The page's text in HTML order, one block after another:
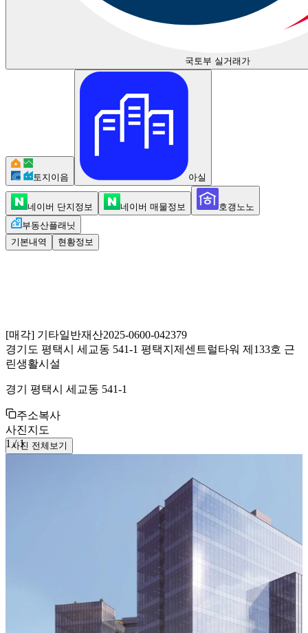
국토부 실거래가
토지이음 아실
네이버 단지정보 네이버 매물정보
호갱노노
부동산플래닛
기본내역
현황정보
[매각] 기타일반재산2025-0600-042379
경기도 평택시 세교동 541-1 평택지제센트럴타워 제133호 근
린생활시설
경기 평택시 세교동 541-1
주소복사
사진지도
1 /1
사진 전체보기